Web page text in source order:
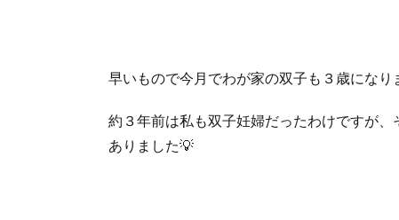
早いもので今月でわが家の双子も３歳になり
約３年前は私も双子妊婦だったわけですが
ありました💡